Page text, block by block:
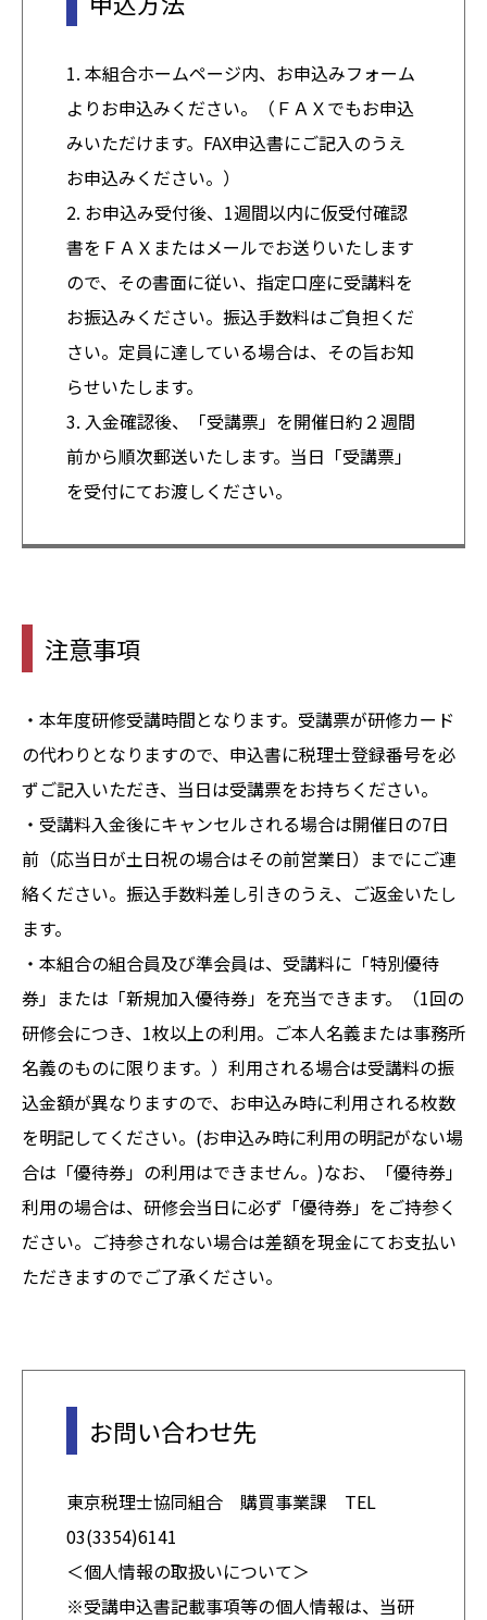
1. 本組合ホームページ内、お申込みフォーム
よりお申込みください。（ＦＡＸでもお申込
みいただけます。FAX申込書にご記入のうえ
お申込みください。）
2. お申込み受付後、1週間以内に仮受付確認
書をＦＡＸまたはメールでお送りいたします
ので、その書面に従い、指定口座に受講料を
お振込みください。振込手数料はご負担くだ
さい。定員に達している場合は、その旨お知
らせいたします。
3. 入金確認後、「受講票」を開催日約２週間
前から順次郵送いたします。当日「受講票」
を受付にてお渡しください。
注意事項
・本年度研修受講時間となります。受講票が研修カード
の代わりとなりますので、申込書に税理士登録番号を必
ずご記入いただき、当日は受講票をお持ちください。
・受講料入金後にキャンセルされる場合は開催日の7日
前（応当日が土日祝の場合はその前営業日）までにご連
絡ください。振込手数料差し引きのうえ、ご返金いたし
ます。
・本組合の組合員及び準会員は、受講料に「特別優待
券」または「新規加入優待券」を充当できます。（1回の
研修会につき、1枚以上の利用。ご本人名義または事務所
名義のものに限ります。）利用される場合は受講料の振
込金額が異なりますので、お申込み時に利用される枚数
を明記してください。(お申込み時に利用の明記がない場
合は「優待券」の利用はできません。)なお、「優待券」
利用の場合は、研修会当日に必ず「優待券」をご持参く
ださい。ご持参されない場合は差額を現金にてお支払い
ただきますのでご了承ください。
お問い合わせ先
東京税理士協同組合 購買事業課 TEL
03(3354)6141
＜個人情報の取扱いについて＞
※受講申込書記載事項等の個人情報は、当研